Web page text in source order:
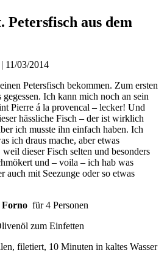
Petersfisch aus dem
| 11/03/2014
Petersfisch bekommen. Zum ersten
Ich kann mich noch an sein
Pierre á la provencal – lecker! Und
hässliche Fisch – der ist wirklich
ich musste ihn einfach haben. Ich
ich draus mache, aber etwas
weil dieser Fisch selten und besonders
und – voila – ich hab was
auch mit Seezunge oder so etwas
Forno für 4 Personen
zum Einfetten
filetiert, 10 Minuten in kaltes Wasser